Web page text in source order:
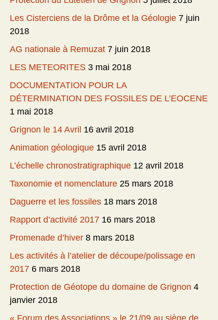
Les Cisterciens de la Drôme et la Géologie 7 juin
2018
AG nationale à Remuzat 7 juin 2018
LES METEORITES 3 mai 2018
DOCUMENTATION POUR LA
DÉTERMINATION DES FOSSILES DE L’EOCENE
1 mai 2018
Grignon le 14 Avril 16 avril 2018
Animation géologique 15 avril 2018
L’échelle chronostratigraphique 12 avril 2018
Taxonomie et nomenclature 25 mars 2018
Daguerre et les fossiles 18 mars 2018
Rapport d’activité 2017 16 mars 2018
Promenade d’hiver 8 mars 2018
Les activités à l’atelier de découpe/polissage en
2017 6 mars 2018
Protection de Géotope du domaine de Grignon 4
janvier 2018